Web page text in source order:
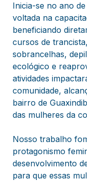
Inicia-se no ano
voltada na
beneficiando
cursos de
sobrancelhas,
ecológico e
atividades
comunidade,
bairro de
das mulheres da
Nosso trabalho
protagonismo
desenvolvimento
para que essas